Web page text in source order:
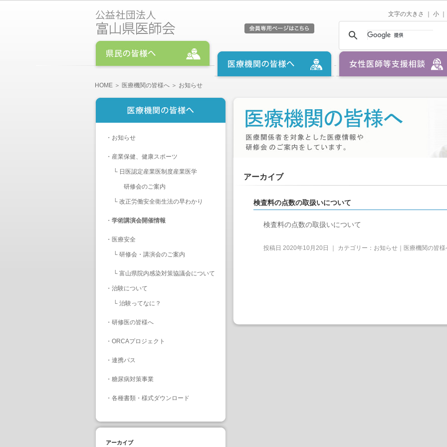
文字の大きさ ｜ 小
HOME ＞ 医療機関の皆様へ ＞ お知らせ
・ お知らせ
・ 産業保健、健康スポーツ
└ 日医認定産業医制度産業医学
研修会のご案内
└ 改正労働安全衛生法の早わかり
・ 学術講演会開催情報
・ 医療安全
└ 研修会・講演会のご案内
└ 富山県院内感染対策協議会について
・ 治験について
└ 治験ってなに？
・ 研修医の皆様へ
・ ORCAプロジェクト
・ 連携パス
・ 糖尿病対策事業
・ 各種書類・様式ダウンロード
アーカイブ
アーカイブ
検査料の点数の取扱いについて
検査料の点数の取扱いについて
投稿日 2020年10月20日 ｜ カテゴリー： お知らせ｜医療機関の皆様